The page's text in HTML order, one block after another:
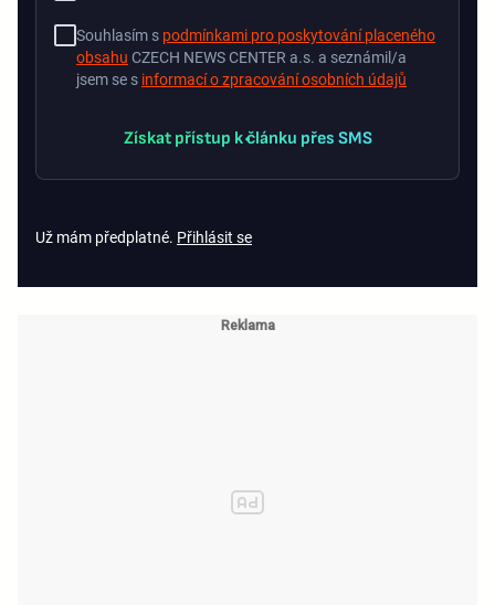
Souhlasím s podmínkami pro poskytování placeného
obsahu CZECH NEWS CENTER a.s. a seznámil/a
jsem se s informací o zpracování osobních údajů
Získat přístup k článku přes SMS
Už mám předplatné. Přihlásit se